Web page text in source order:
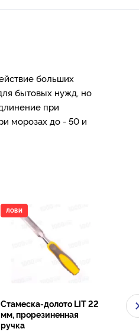
больших
бытовых нужд, но
при
морозах до - 50 и
ЛОВИ
Стамеска-долото LIT 22
мм, прорезиненная
ручка